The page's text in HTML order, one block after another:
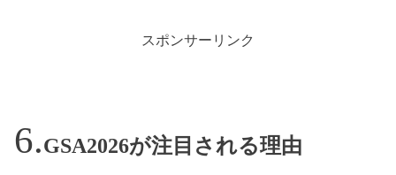
スポンサーリンク
GSA2026が注目される理由